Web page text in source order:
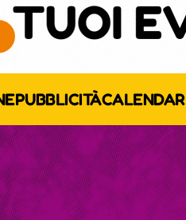
PUBBLICITÀCALENDAR